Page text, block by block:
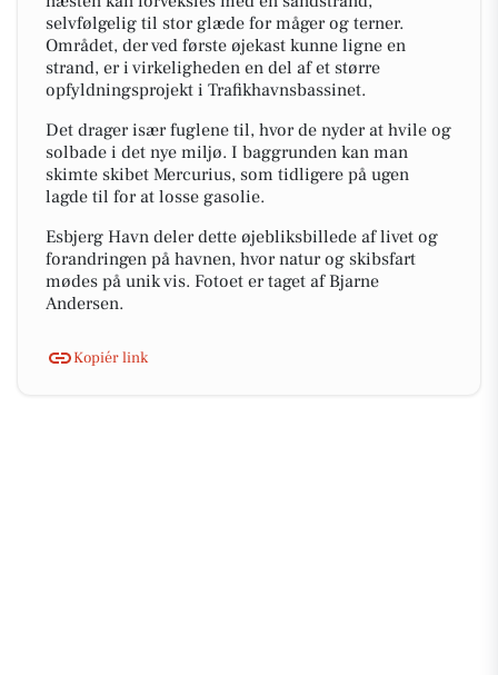
selvfølgelig til stor glæde for måger og terner.
Området, der ved første øjekast kunne ligne en
strand, er i virkeligheden en del af et større
opfyldningsprojekt i Trafikhavnsbassinet.
Det drager især fuglene til, hvor de nyder at hvile og
solbade i det nye miljø. I baggrunden kan man
skimte skibet Mercurius, som tidligere på ugen
lagde til for at losse gasolie.
Esbjerg Havn deler dette øjebliksbillede af livet og
forandringen på havnen, hvor natur og skibsfart
mødes på unik vis. Fotoet er taget af Bjarne
Andersen.
Kopiér link